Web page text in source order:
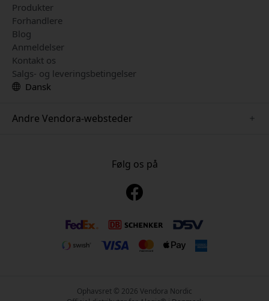
Produkter
Forhandlere
Blog
Anmeldelser
Kontakt os
Salgs- og leveringsbetingelser
Dansk
Andre Vendora-websteder
www.nordicsmartlight.se
www.plaud.se
Følg os på
Ophavsret © 2026 Vendora Nordic